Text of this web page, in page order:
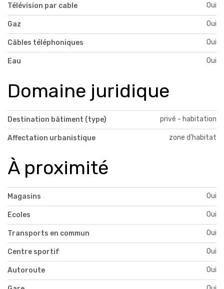
Télévision par cable Oui
Gaz Oui
Câbles téléphoniques Oui
Eau Oui
Domaine juridique
Destination bâtiment (type) privé - habitation
Affectation urbanistique zone d'habitat
À proximité
Magasins Oui
Ecoles Oui
Transports en commun Oui
Centre sportif Oui
Autoroute Oui